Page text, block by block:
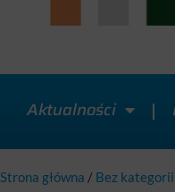
Aktualności
Strona główna / Bez kategorii